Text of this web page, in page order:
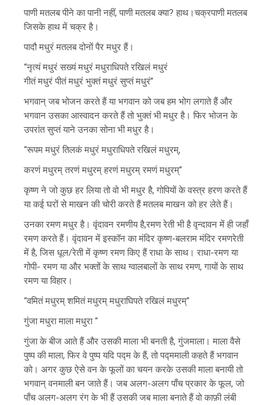
पाणी मतलब पीने का पानी नहीं, पाणी मतलब क्या? हाथ।चक्रपाणी मतलब
जिसके हाथ में चक्र है।
पादौ मधुरं मतलब दोनों पैर मधुर हैं।
“नृत्यं मधुरं सख्यं मधुरं मधुराधिपते रखिलं मधुरं
गीतं मधुरं पीतं मधुरं भुक्तं मधुरं सुप्तं मधुरं”
भगवान् जब भोजन करते हैं या भगवान को जब हम भोग लगाते हैं और
भगवान उसका आस्वादन करते हैं तो भुक्तं भी मधुर है। फिर भोजन के
उपरांत सुप्तं याने उनका सोना भी मधुर है।
“रूपम मधुरं तिलकं मधुरं मधुराधिपते रखिलं मधुरम्,
करणं मधुरम् तरणं मधुरम् हरणं मधुरम् रमणं मधुरम्”
कृष्ण ने जो कुछ हर लिया तो वो भी मधुर है, गोपियों के वस्त्र हरण करते हैं
या कई घरों से माखन की चोरी करते हैं मतलब माखन को हर लेते हैं।
उनका रमण मधुर है। वृंदावन रमणीय है,रमण रेती भी है वृन्दावन में ही जहाँ
रमण करते हैं। वृंदावन में इस्कॉन का मंदिर कृष्ण-बलराम मंदिर रमणरेती
में है, जिस धूल/रेती में कृष्ण रमण किए हैं राधा के साथ। राधा-रमण या
गोपी- रमण या और भक्तों के साथ ग्वालबालों के साथ रमण, गायों के साथ
रमण या विहार।
“वमितं मधुरम् शमितं मधुरम् मधुराघिपते रखिलं मधुरम्”
गुंजा मधुरा माला मधुरा “
गुंजा के बीज आते हैं और उसकी माला भी बनती है, गुंजमाला। माला वैसे
पुष्प की माला, फिर वे पुष्प यदि पद्म के हैं, तो पद्ममाली कहते हैं भगवान
को। अगर कुछ ऐसे वन के फूलों का चयन करके उसकी माला बनायी तो
भगवान् वनमाली बन जाते हैं। जब अलग-अलग पाँच प्रकार के फूल, जो
पाँच अलग-अलग रंग के भी हैं उसकी जब माला बनाते हैं वो काफ़ी लंबी